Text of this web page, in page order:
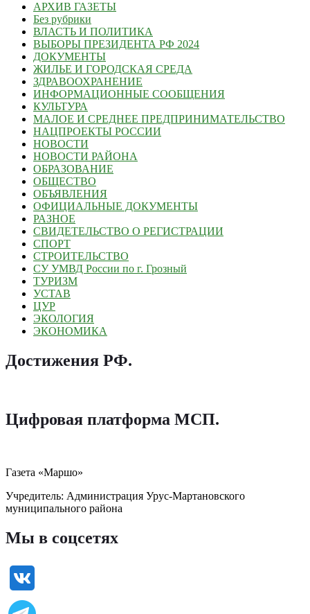
АРХИВ ГАЗЕТЫ
Без рубрики
ВЛАСТЬ И ПОЛИТИКА
ВЫБОРЫ ПРЕЗИДЕНТА РФ 2024
ДОКУМЕНТЫ
ЖИЛЬЕ И ГОРОДСКАЯ СРЕДА
ЗДРАВООХРАНЕНИЕ
ИНФОРМАЦИОННЫЕ СООБЩЕНИЯ
КУЛЬТУРА
МАЛОЕ И СРЕДНЕЕ ПРЕДПРИНИМАТЕЛЬСТВО
НАЦПРОЕКТЫ РОССИИ
НОВОСТИ
НОВОСТИ РАЙОНА
ОБРАЗОВАНИЕ
ОБЩЕСТВО
ОБЪЯВЛЕНИЯ
ОФИЦИАЛЬНЫЕ ДОКУМЕНТЫ
РАЗНОЕ
СВИДЕТЕЛЬСТВО О РЕГИСТРАЦИИ
СПОРТ
СТРОИТЕЛЬСТВО
СУ УМВД России по г. Грозный
ТУРИЗМ
УСТАВ
ЦУР
ЭКОЛОГИЯ
ЭКОНОМИКА
Достижения РФ.
Цифровая платформа МСП.
Газета «Маршо»
Учредитель: Администрация Урус-Мартановского
муниципального района
Мы в соцсетях